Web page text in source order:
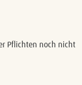
Pflichten noch nicht